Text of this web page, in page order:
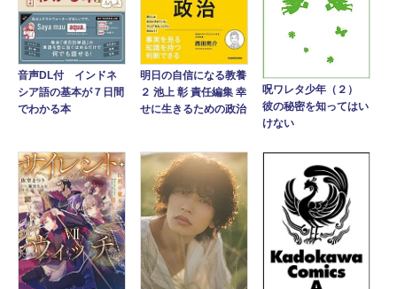
音声DL付 インドネ
シア語の基本が７日間
でわかる本
明日の自信になる教養
２ 池上 彰 責任編集 幸
せに生きるための政治
呪ワレタ少年（２）
彼の秘密を知ってはい
けない